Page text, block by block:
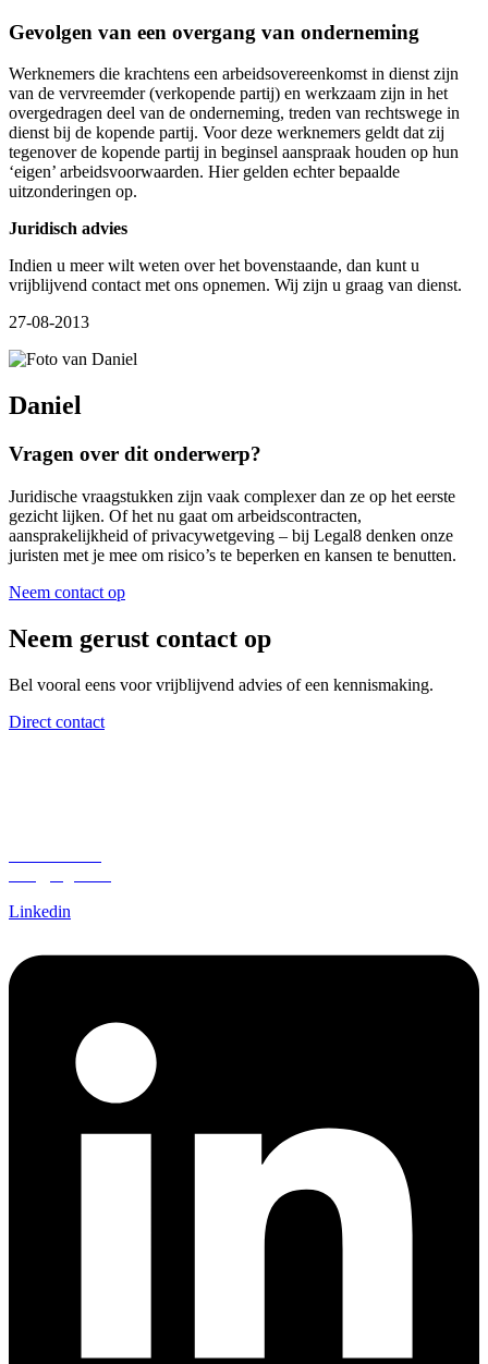
Gevolgen van een overgang van onderneming
Werknemers die krachtens een arbeidsovereenkomst in dienst zijn
van de vervreemder (verkopende partij) en werkzaam zijn in het
overgedragen deel van de onderneming, treden van rechtswege in
dienst bij de kopende partij. Voor deze werknemers geldt dat zij
tegenover de kopende partij in beginsel aanspraak houden op hun
‘eigen’ arbeidsvoorwaarden. Hier gelden echter bepaalde
uitzonderingen op.
Juridisch advies
Indien u meer wilt weten over het bovenstaande, dan kunt u
vrijblijvend contact met ons opnemen. Wij zijn u graag van dienst.
27-08-2013
Daniel
Vragen over dit onderwerp?
Juridische vraagstukken zijn vaak complexer dan ze op het eerste
gezicht lijken. Of het nu gaat om arbeidscontracten,
aansprakelijkheid of privacywetgeving – bij Legal8 denken onze
juristen met je mee om risico’s te beperken en kansen te benutten.
Neem contact op
Neem gerust contact op
Bel vooral eens voor vrijblijvend advies of een kennismaking.
Direct contact
Linkedin